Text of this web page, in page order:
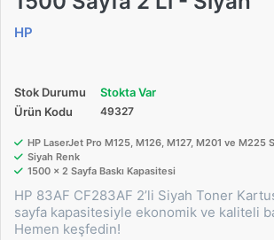
HP
Stok Durumu
Stokta Var
Ürün Kodu
49327
HP LaserJet Pro M125, M126, M127, M201 ve M225
Siyah Renk
1500 x 2 Sayfa Baskı Kapasitesi
HP 83AF CF283AF 2’li Siyah Toner
sayfa kapasitesiyle ekonomik ve kaliteli
Hemen keşfedin!